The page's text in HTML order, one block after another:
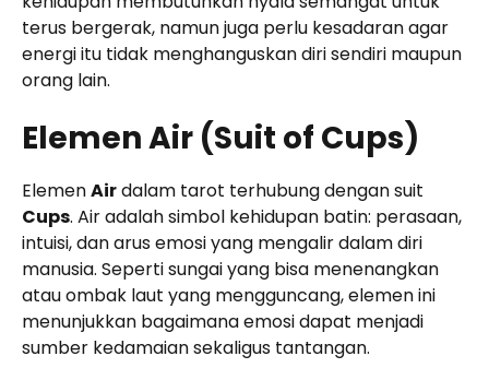
terus bergerak, namun juga perlu kesadaran agar
energi itu tidak menghanguskan diri sendiri maupun
orang lain.
Elemen Air (Suit of Cups)
ElemenAirdalam tarot terhubung dengan suit
Cups. Air adalah simbol kehidupan batin: perasaan,
intuisi, dan arus emosi yang mengalir dalam diri
manusia. Seperti sungai yang bisa menenangkan
atau ombak laut yang mengguncang, elemen ini
menunjukkan bagaimana emosi dapat menjadi
sumber kedamaian sekaligus tantangan.